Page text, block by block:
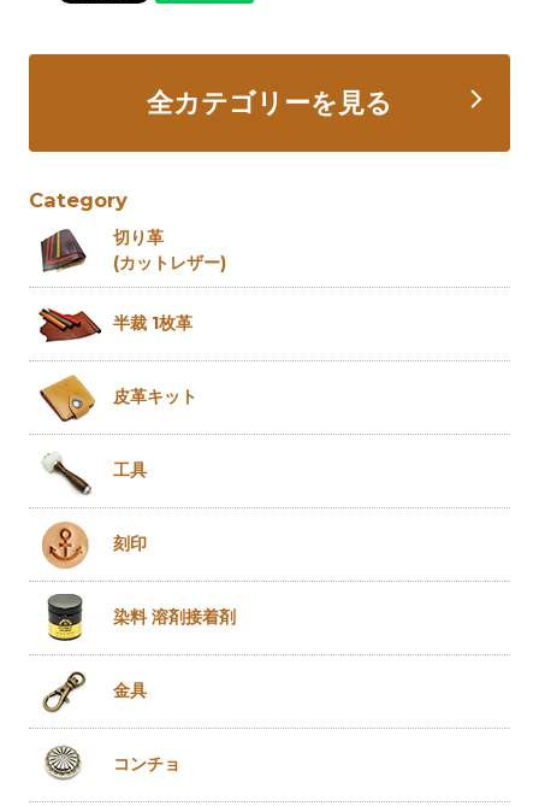
全カテゴリーを見る
Category
切り革
(カットレザー)
半裁 1枚革
皮革キット
工具
刻印
染料 溶剤接着剤
金具
コンチョ